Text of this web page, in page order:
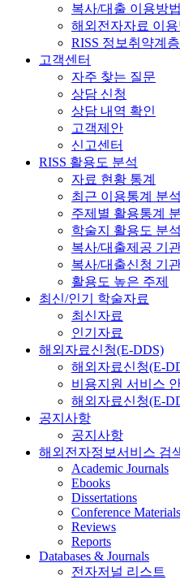
복사/대출 이용방법
해외전자자료 이용
RISS 정보취약계
고객센터
자주 찾는 질문
상담 신청
상담 내역 확인
고객제안
신고센터
RISS 활용도 분석
자료 현황 통계
최근 이용통계 분석
주제별 활용통계
학술지 활용도 분석
복사/대출제공 기
복사/대출신청 기
활용도 높은 주제
최신/인기 학술자료
최신자료
인기자료
해외자료신청(E-DDS)
해외자료신청(E-
비용지원 서비스
해외자료신청(E-
공지사항
공지사항
해외전자정보서비스 검
Academic Journals
Ebooks
Dissertations
Conference Materials
Reviews
Reports
Databases & Journals
전자저널 리스트